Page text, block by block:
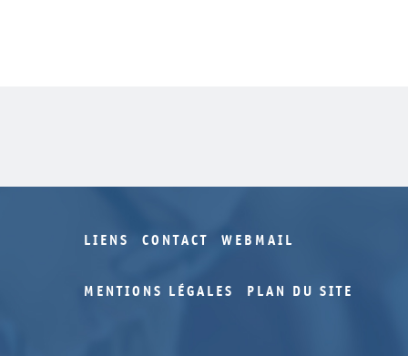
LIENS CONTACT WEBMAIL
MENTIONS LÉGALES PLAN DU SITE